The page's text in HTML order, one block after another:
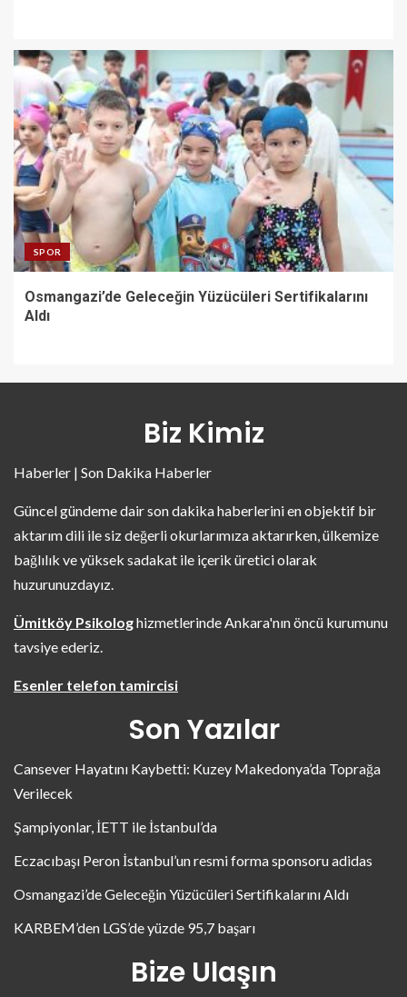
SPOR
Osmangazi’de Geleceğin Yüzücüleri Sertifikalarını
Aldı
Biz Kimiz
Haberler | Son Dakika Haberler
Güncel gündeme dair son dakika haberlerini en objektif bir
aktarım dili ile siz değerli okurlarımıza aktarırken, ülkemize
bağlılık ve yüksek sadakat ile içerik üretici olarak
huzurunuzdayız.
Ümitköy Psikologhizmetlerinde Ankara'nın öncü kurumunu
tavsiye ederiz.
Esenler telefon tamircisi
Son Yazılar
Cansever Hayatını Kaybetti: Kuzey Makedonya’da Toprağa
Verilecek
Şampiyonlar, İETT ile İstanbul’da
Eczacıbaşı Peron İstanbul’un resmi forma sponsoru adidas
Osmangazi’de Geleceğin Yüzücüleri Sertifikalarını Aldı
KARBEM’den LGS’de yüzde 95,7 başarı
Bize Ulaşın